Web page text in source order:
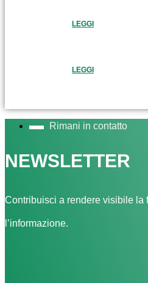
LEGGI
LEGGI
Rimani in contatto
NEWSLETTER
Contribuisci a rendere visibile la
l’informazione.